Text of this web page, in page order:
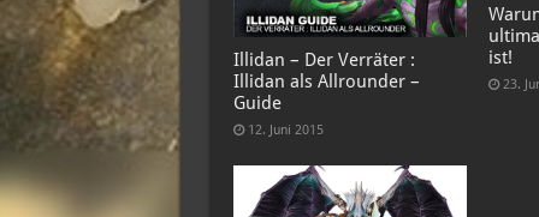
Illidan – Der Verräter :
Illidan als Allrounder –
Guide
12. Juni 2015
ist!
23.